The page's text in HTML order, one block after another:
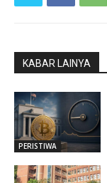
KABAR LAINYA
PERISTIWA